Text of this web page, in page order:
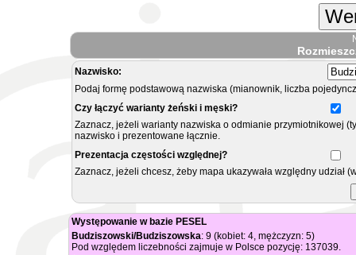
Nazwisko:
Podaj formę podstawową nazwiska (mianownik, liczba
Czy łączyć warianty żeński i męski?
Zaznacz, jeżeli warianty nazwiska o odmianie przymiotnikowej
nazwisko i prezentowane łącznie.
Prezentacja częstości względnej?
Zaznacz, jeżeli chcesz, żeby mapa ukazywała względny
Występowanie w bazie PESEL
Budziszowski/Budziszowska: 9 (kobiet: 4, mężczyzn: 5)
Pod względem liczebności zajmuje w Polsce pozycję: 137039.